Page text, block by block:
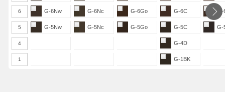
6 G-6Nw G-6Nc G-6Go G-6C
5 G-5Nw G-5Nc G-5Go G-5C G-
4 G-4D
1 G-1BK